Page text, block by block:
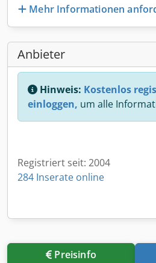
Mehr Informationen
Anbieter
Hinweis: Kostenlos
einloggen, um alle
Registriert seit: 2004
284 Inserate online
Preisinfo